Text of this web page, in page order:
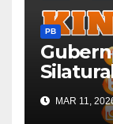
PB
MAR 11,